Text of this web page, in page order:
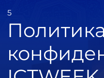
5
Политика